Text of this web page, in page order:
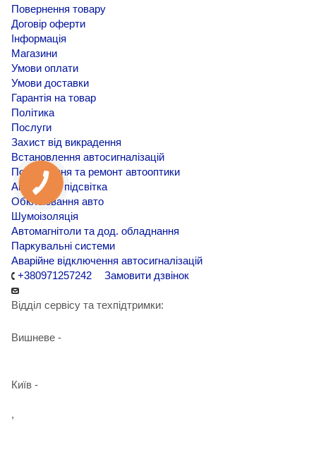
Повернення товару
Договір оферти
Інформація
Магазини
Умови оплати
Умови доставки
Гарантія на товар
Політика
Послуги
Захист від викрадення
Встановлення автосигналізацій
Покращення та ремонт автооптики
Амбієнтна підсвітка
Обклеювання авто
Шумоізоляція
Автомагнітоли та дод. обладнання
Паркувальні системи
Аварійне відключення автосигналізацій
+380971257242
Замовити дзвінок
Відділ сервісу та техпідтримки:
Вишневе -
Київ -
,